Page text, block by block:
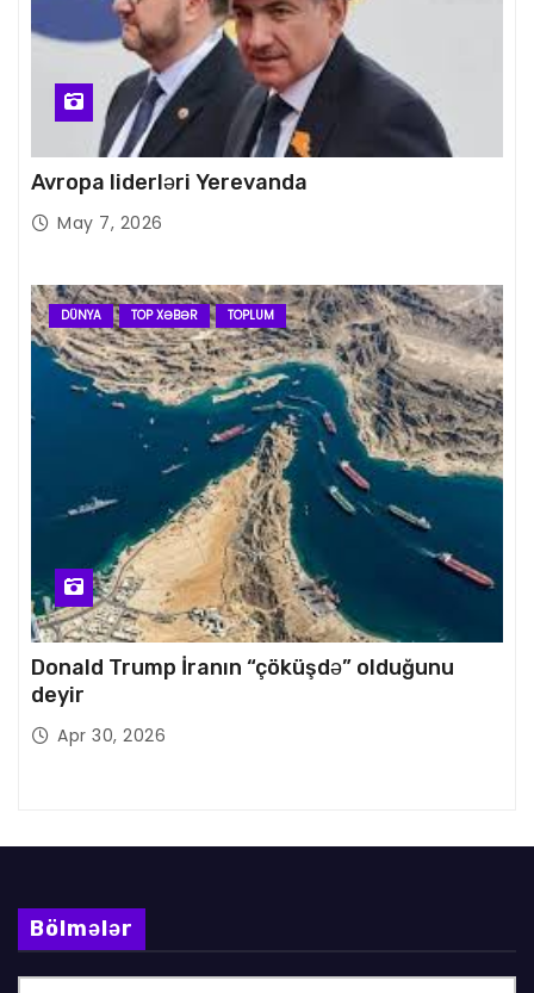
Avropa liderləri Yerevanda
May 7, 2026
DÜNYA TOP XƏBƏR TOPLUM
Donald Trump İranın “çöküşdə” olduğunu
deyir
Apr 30, 2026
Bölmələr